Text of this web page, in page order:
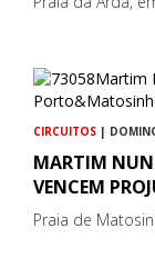
CIRCUITOS |
MARTIM
VENCEM
Praia de